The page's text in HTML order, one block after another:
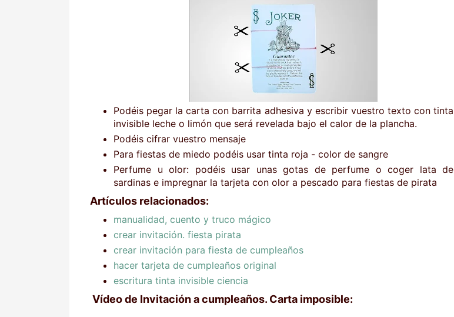
Podéis pegar la carta con barrita adhesiva y escribir vuestro texto con tinta
invisible leche o limón que será revelada bajo el calor de la plancha.
Podéis cifrar vuestro mensaje
Para fiestas de miedo podéis usar tinta roja - color de sangre
Perfume u olor: podéis usar unas gotas de perfume o coger lata de
sardinas e impregnar la tarjeta con olor a pescado para fiestas de pirata
Artículos relacionados:
manualidad, cuento y truco mágico
crear invitación. fiesta pirata
crear invitación para fiesta de cumpleaños
hacer tarjeta de cumpleaños original
escritura tinta invisible ciencia
Vídeo de Invitación a cumpleaños. Carta imposible: